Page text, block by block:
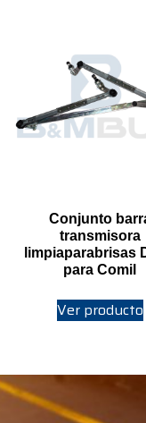
Conjunto
transmisora
limpiaparabrisas
para Comil
Ver producto